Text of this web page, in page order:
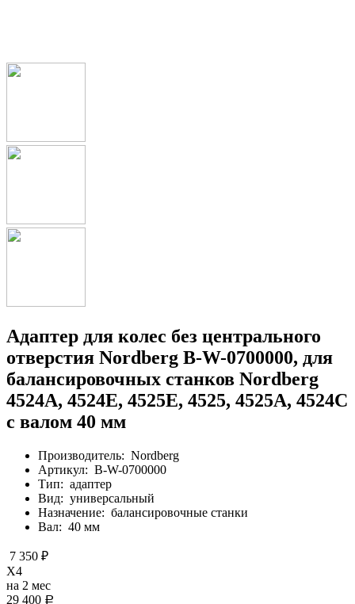
Адаптер для колес без центрального
отверстия Nordberg B-W-0700000, для
балансировочных станков Nordberg
4524A, 4524E, 4525E, 4525, 4525A, 4524C
с валом 40 мм
Производитель: Nordberg
Артикул: B-W-0700000
Тип: адаптер
Вид: универсальный
Назначение: балансировочные станки
Вал: 40 мм
7 350 ₽
X4
на 2 мес
29 400 Р